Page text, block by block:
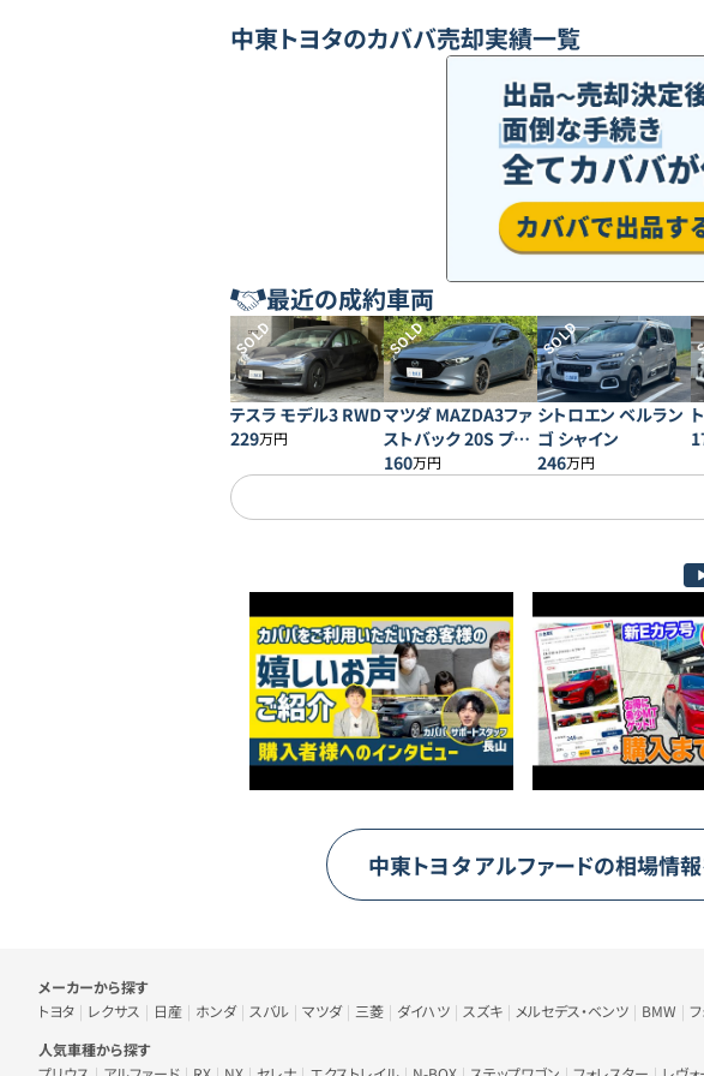
中東トヨタのカババ売却実績一覧
最近の成約車両
SOLD
テスラ モデル3 RWD
229万円
SOLD
マツダ MAZDA3ファ
ストバック 20S プロ
アクティブ
160万円
SOLD
シトロエン ベルラン
ゴ シャイン
246万円
中東トヨタアルファードの相場情
車のメーカー・人気車種から探す
メーカーから探す
トヨタ
レクサス 日産 ホンダ スバル マツダ 三菱 ダイハツ スズキ メルセデス・ベンツ BMW
人気車種から探す